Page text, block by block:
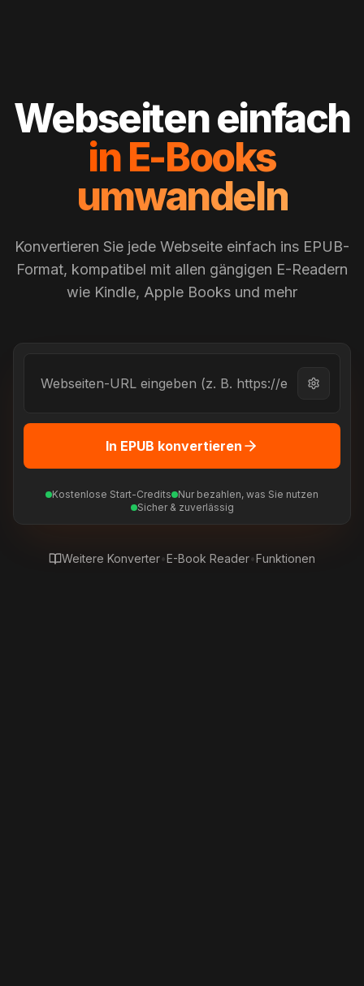
Webseiten einfach
in E-Books
umwandeln
Konvertieren Sie jede Webseite einfach ins EPUB-
Format, kompatibel mit allen gängigen E-Readern
wie Kindle, Apple Books und mehr
In EPUB konvertieren
Kostenlose Start-Credits
Nur bezahlen, was Sie nutzen
Sicher & zuverlässig
Weitere Konverter•E-Book Reader•Funktionen